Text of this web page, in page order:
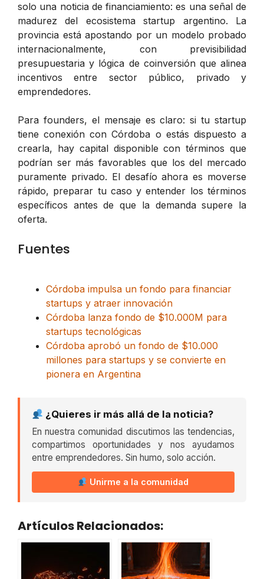
solo una noticia de financiamiento: es una señal de
madurez del ecosistema startup argentino. La
provincia está apostando por un modelo probado
internacionalmente, con previsibilidad
presupuestaria y lógica de coinversión que alinea
incentivos entre sector público, privado y
emprendedores.
Para founders, el mensaje es claro: si tu startup
tiene conexión con Córdoba o estás dispuesto a
crearla, hay capital disponible con términos que
podrían ser más favorables que los del mercado
puramente privado. El desafío ahora es moverse
rápido, preparar tu caso y entender los términos
específicos antes de que la demanda supere la
oferta.
Fuentes
Córdoba impulsa un fondo para financiar
startups y atraer innovación
Córdoba lanza fondo de $10.000M para
startups tecnológicas
Córdoba aprobó un fondo de $10.000
millones para startups y se convierte en
pionera en Argentina
¿Quieres ir más allá de la noticia?
En nuestra comunidad discutimos las tendencias,
compartimos oportunidades y nos ayudamos
entre emprendedores. Sin humo, solo acción.
Unirme a la comunidad
Artículos Relacionados: